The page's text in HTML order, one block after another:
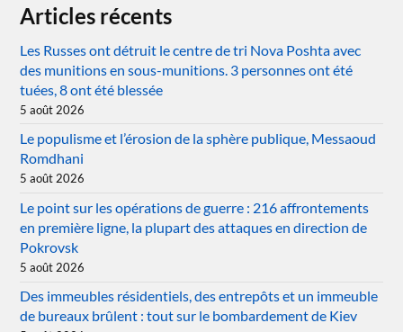
Articles récents
Les Russes ont détruit le centre de tri Nova Poshta avec
des munitions en sous-munitions. 3 personnes ont été
tuées, 8 ont été blessée
5 août 2026
Le populisme et l’érosion de la sphère publique, Messaoud
Romdhani
5 août 2026
Le point sur les opérations de guerre : 216 affrontements
en première ligne, la plupart des attaques en direction de
Pokrovsk
5 août 2026
Des immeubles résidentiels, des entrepôts et un immeuble
de bureaux brûlent : tout sur le bombardement de Kiev